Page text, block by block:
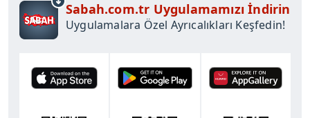
Sabah.com.tr Uygulamamızı İndirin
Uygulamalara Özel Ayrıcalıkları Keşfedin!